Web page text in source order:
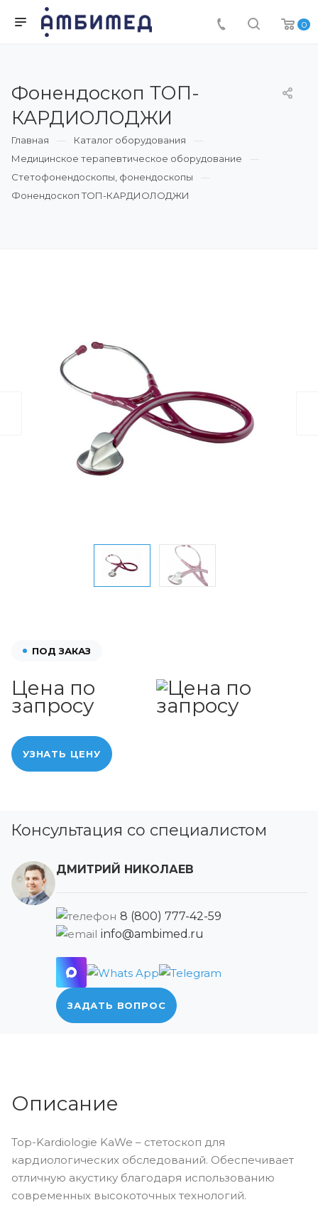
0
Фонендоскоп ТОП-
КАРДИОЛОДЖИ
Главная
Каталог оборудования
Медицинское терапевтическое оборудование
Стетофонендоскопы, фонендоскопы
Фонендоскоп ТОП-КАРДИОЛОДЖИ
ПОД ЗАКАЗ
Цена по
запросу
УЗНАТЬ ЦЕНУ
Консультация со специалистом
ДМИТРИЙ НИКОЛАЕВ
8 (800) 777-42-59
info@ambimed.ru
ЗАДАТЬ ВОПРОС
Описание
Top-Kardiologie KaWe – стетоскоп для
кардиологических обследований. Обеспечивает
отличную акустику благодаря использованию
современных высокоточных технологий.